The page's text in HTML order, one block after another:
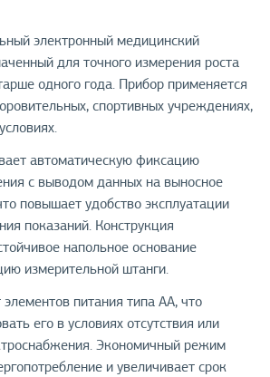
электронный медицинский
для точного измерения роста
одного года. Прибор применяется
спортивных учреждениях,
автоматическую фиксацию
с выводом данных на выносное
повышает удобство эксплуатации
показаний. Конструкция
напольное основание
измерительной штанги.
питания типа АА, что
его в условиях отсутствия или
Экономичный режим
и увеличивает срок